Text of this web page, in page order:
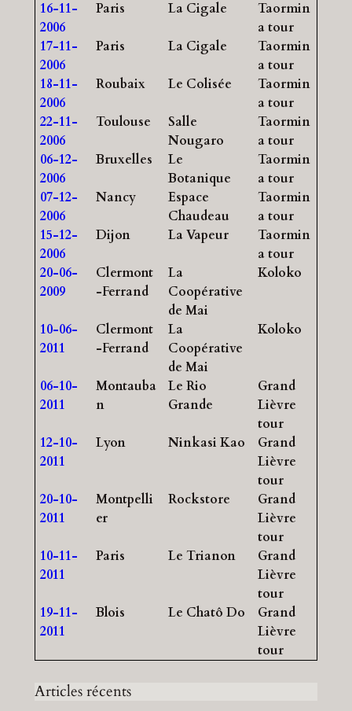
16-11-
2006
Paris La Cigale
Taormin
a tour
17-11-
2006
Paris La Cigale
Taormin
a tour
18-11-
2006
Roubaix Le Colisée
Taormin
a tour
22-11-
2006
Toulouse
Salle
Nougaro
Taormin
a tour
06-12-
2006
Bruxelles
Le
Botanique
Taormin
a tour
07-12-
2006
Nancy
Espace
Chaudeau
Taormin
a tour
15-12-
2006
Dijon La Vapeur
Taormin
a tour
20-06-
2009
Clermont
-Ferrand
La
Coopérative
de Mai
Koloko
10-06-
2011
Clermont
-Ferrand
La
Coopérative
de Mai
Koloko
06-10-
2011
Montauba
n
Le Rio
Grande
Grand
Lièvre
tour
12-10-
2011
Lyon Ninkasi Kao
Grand
Lièvre
tour
20-10-
2011
Montpelli
er
Rockstore
Grand
Lièvre
tour
10-11-
2011
Paris Le Trianon
Grand
Lièvre
tour
19-11-
2011
Blois Le Chatô Do
Grand
Lièvre
tour
Articles récents